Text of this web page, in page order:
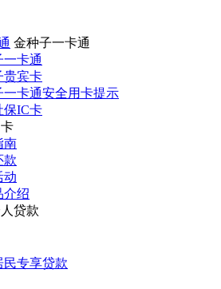
金种子一卡通
一卡通
贵宾卡
一卡通安全用卡提示
保IC卡
南
款
动
介绍
贷款
民专享贷款